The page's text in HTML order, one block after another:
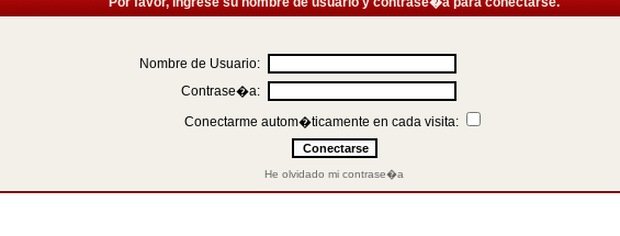
Nombre de Usuario:
Contrase�a:
Conectarme autom�ticamente en cada visita:
He olvidado mi contrase�a